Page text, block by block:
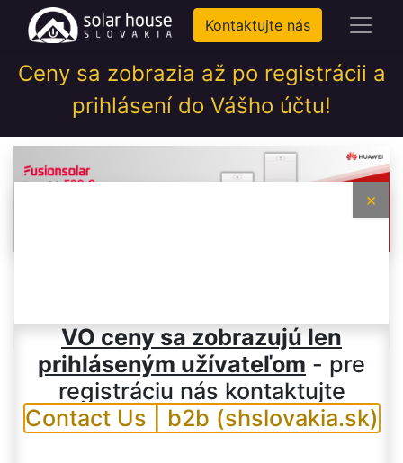
Kontaktujte nás
×
VO ceny sa zobrazujú len
prihláseným užívateľom - pre
registráciu nás kontaktujte
Contact Us | b2b (shslovakia.sk)
Ceny sa zobrazia až po registrácii a
prihlásení do Vášho účtu!
AL lišty